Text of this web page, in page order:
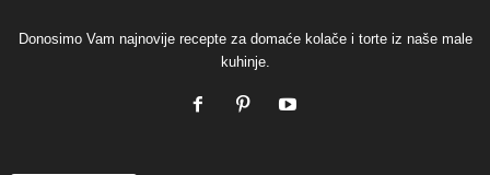
Donosimo Vam najnovije recepte za domaće kolače i torte iz naše male
kuhinje.